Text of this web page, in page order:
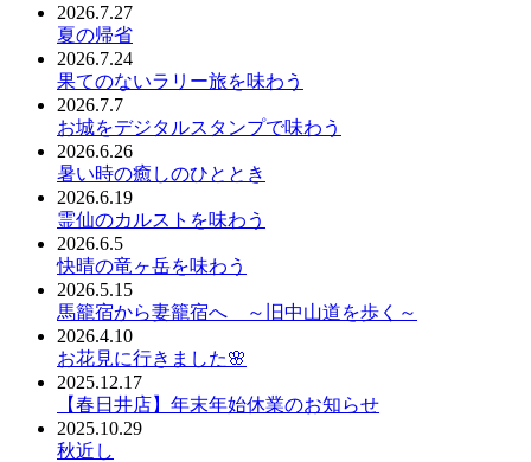
2026.7.27
夏の帰省
2026.7.24
果てのないラリー旅を味わう
2026.7.7
お城をデジタルスタンプで味わう
2026.6.26
暑い時の癒しのひととき
2026.6.19
霊仙のカルストを味わう
2026.6.5
快晴の竜ヶ岳を味わう
2026.5.15
馬籠宿から妻籠宿へ ～旧中山道を歩く～
2026.4.10
お花見に行きました🌸
2025.12.17
【春日井店】年末年始休業のお知らせ
2025.10.29
秋近し